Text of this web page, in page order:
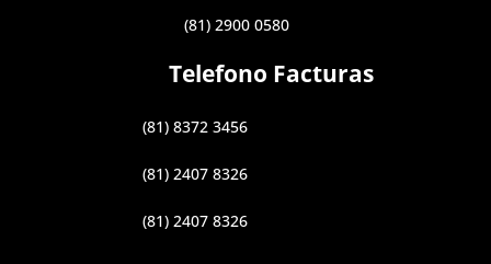
(81) 2900 0580
Telefono Facturas
(81) 8372 3456
(81) 2407 8326
(81) 2407 8326